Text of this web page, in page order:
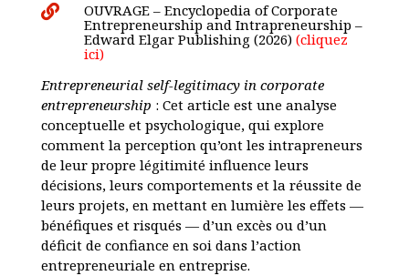

OUVRAGE – Encyclopedia of Corporate
Entrepreneurship and Intrapreneurship –
Edward Elgar Publishing (2026) (cliquez
ici)
Entrepreneurial self-legitimacy in corporate
entrepreneurship : Cet article est une analyse
conceptuelle et psychologique, qui explore
comment la perception qu’ont les intrapreneurs
de leur propre légitimité influence leurs
décisions, leurs comportements et la réussite de
leurs projets, en mettant en lumière les effets —
bénéfiques et risqués — d’un excès ou d’un
déficit de confiance en soi dans l’action
entrepreneuriale en entreprise.